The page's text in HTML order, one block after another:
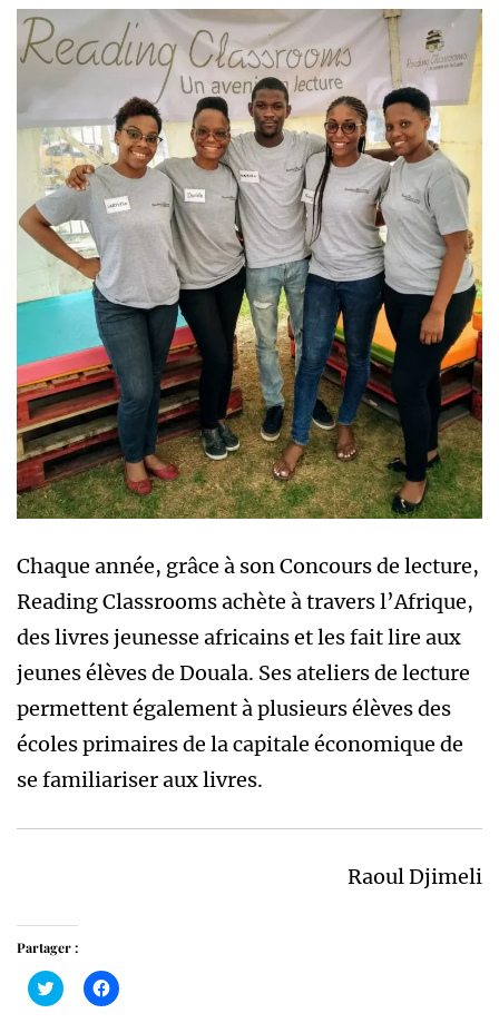
Chaque année, grâce à son Concours de lecture,
Reading Classrooms achète à travers l’Afrique,
des livres jeunesse africains et les fait lire aux
jeunes élèves de Douala. Ses ateliers de lecture
permettent également à plusieurs élèves des
écoles primaires de la capitale économique de
se familiariser aux livres.
Raoul Djimeli
Partager :
Cliquez
pour
Cliquez
pour